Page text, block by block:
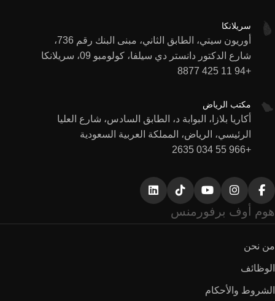
سريلانكا
أوريون سيتي، الطابق الثاني، مبنى البنك رقم 736،
شارع الدكتور دانستر دي سيلفا، كولومبو 09، سريلانكا
+94 11 425 8877
مكتب الرياض
أكاريا بلازا، البوابة د، الطابق السادس، شارع العليا
الرئيسي، الرياض، المملكة العربية السعودية
+966 55 034 2635
هوم أوف برفورمنس
من نحن
الوظائف
الشروط والأحكام